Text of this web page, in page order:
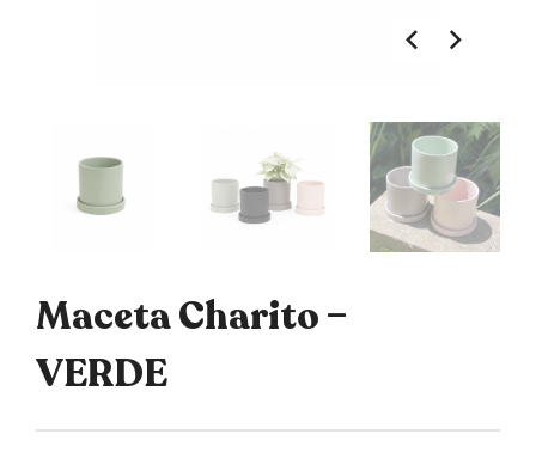
Maceta Charito –
VERDE